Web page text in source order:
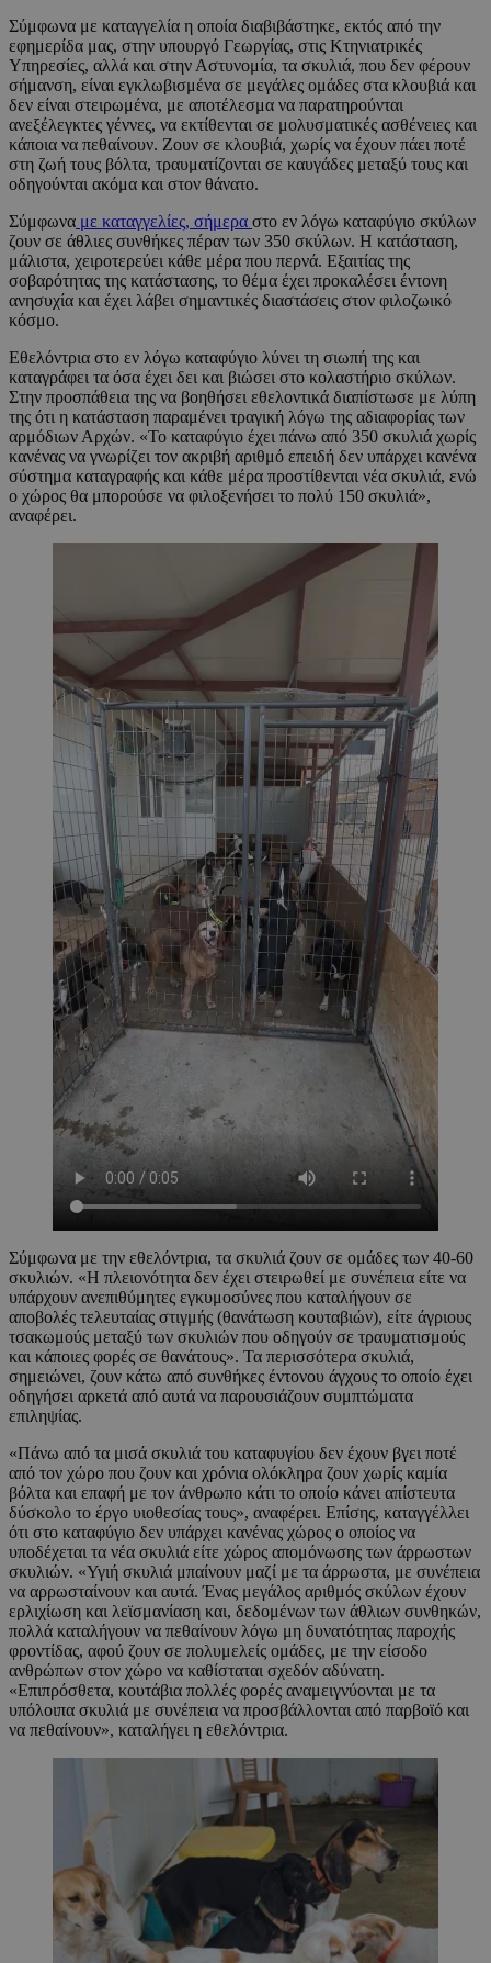
Σύμφωνα με καταγγελία η οποία διαβιβάστηκε, εκτός από την
εφημερίδα μας, στην υπουργό Γεωργίας, στις Κτηνιατρικές
Υπηρεσίες, αλλά και στην Αστυνομία, τα σκυλιά, που δεν φέρουν
σήμανση, είναι εγκλωβισμένα σε μεγάλες ομάδες στα κλουβιά και
δεν είναι στειρωμένα, με αποτέλεσμα να παρατηρούνται
ανεξέλεγκτες γέννες, να εκτίθενται σε μολυσματικές ασθένειες και
κάποια να πεθαίνουν. Ζουν σε κλουβιά, χωρίς να έχουν πάει ποτέ
στη ζωή τους βόλτα, τραυματίζονται σε καυγάδες μεταξύ τους και
οδηγούνται ακόμα και στον θάνατο.
Σύμφωνα με καταγγελίες, σήμερα στο εν λόγω καταφύγιο σκύλων
ζουν σε άθλιες συνθήκες πέραν των 350 σκύλων. Η κατάσταση,
μάλιστα, χειροτερεύει κάθε μέρα που περνά. Εξαιτίας της
σοβαρότητας της κατάστασης, το θέμα έχει προκαλέσει έντονη
ανησυχία και έχει λάβει σημαντικές διαστάσεις στον φιλοζωικό
κόσμο.
Εθελόντρια στο εν λόγω καταφύγιο λύνει τη σιωπή της και
καταγράφει τα όσα έχει δει και βιώσει στο κολαστήριο σκύλων.
Στην προσπάθεια της να βοηθήσει εθελοντικά διαπίστωσε με λύπη
της ότι η κατάσταση παραμένει τραγική λόγω της αδιαφορίας των
αρμόδιων Αρχών. «Το καταφύγιο έχει πάνω από 350 σκυλιά χωρίς
κανένας να γνωρίζει τον ακριβή αριθμό επειδή δεν υπάρχει κανένα
σύστημα καταγραφής και κάθε μέρα προστίθενται νέα σκυλιά, ενώ
ο χώρος θα μπορούσε να φιλοξενήσει το πολύ 150 σκυλιά»,
αναφέρει.
Σύμφωνα με την εθελόντρια, τα σκυλιά ζουν σε ομάδες των 40-60
σκυλιών. «Η πλειονότητα δεν έχει στειρωθεί με συνέπεια είτε να
υπάρχουν ανεπιθύμητες εγκυμοσύνες που καταλήγουν σε
αποβολές τελευταίας στιγμής (θανάτωση κουταβιών), είτε άγριους
τσακωμούς μεταξύ των σκυλιών που οδηγούν σε τραυματισμούς
και κάποιες φορές σε θανάτους». Τα περισσότερα σκυλιά,
σημειώνει, ζουν κάτω από συνθήκες έντονου άγχους το οποίο έχει
οδηγήσει αρκετά από αυτά να παρουσιάζουν συμπτώματα
επιληψίας.
«Πάνω από τα μισά σκυλιά του καταφυγίου δεν έχουν βγει ποτέ
από τον χώρο που ζουν και χρόνια ολόκληρα ζουν χωρίς καμία
βόλτα και επαφή με τον άνθρωπο κάτι το οποίο κάνει απίστευτα
δύσκολο το έργο υιοθεσίας τους», αναφέρει. Επίσης, καταγγέλλει
ότι στο καταφύγιο δεν υπάρχει κανένας χώρος ο οποίος να
υποδέχεται τα νέα σκυλιά είτε χώρος απομόνωσης των άρρωστων
σκυλιών. «Υγιή σκυλιά μπαίνουν μαζί με τα άρρωστα, με συνέπεια
να αρρωσταίνουν και αυτά. Ένας μεγάλος αριθμός σκύλων έχουν
ερλιχίωση και λεϊσμανίαση και, δεδομένων των άθλιων συνθηκών,
πολλά καταλήγουν να πεθαίνουν λόγω μη δυνατότητας παροχής
φροντίδας, αφού ζουν σε πολυμελείς ομάδες, με την είσοδο
ανθρώπων στον χώρο να καθίσταται σχεδόν αδύνατη.
«Επιπρόσθετα, κουτάβια πολλές φορές αναμειγνύονται με τα
υπόλοιπα σκυλιά με συνέπεια να προσβάλλονται από παρβοϊό και
να πεθαίνουν», καταλήγει η εθελόντρια.